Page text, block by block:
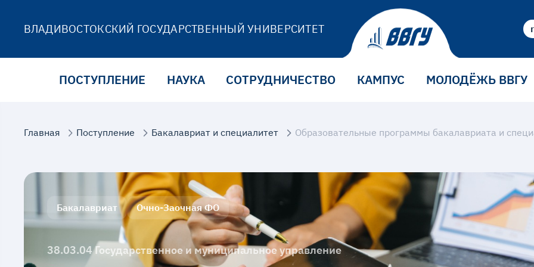
ВЛАДИВОСТОКСКИЙ ГОСУДАРСТВЕННЫЙ УНИВЕРСИТЕТ
ПОСТУПЛЕНИЕ НАУКА СОТРУДНИЧЕСТВО КАМПУС МОЛОДЁЖЬ ВВГУ
Главная Поступление Бакалавриат и специалитет Образовательные программы бакалавриата и
Бакалавриат Очно-Заочная ФО
38.03.04 Государственное и муниципальное управление